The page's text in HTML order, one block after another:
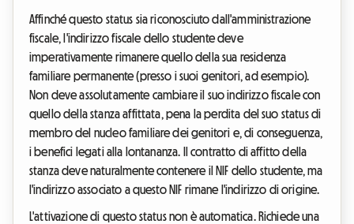
Affinché questo status sia riconosciuto dall'amministrazione
fiscale, l'indirizzo fiscale dello studente deve
imperativamente rimanere quello della sua residenza
familiare permanente (presso i suoi genitori, ad esempio).
Non deve assolutamente cambiare il suo indirizzo fiscale con
quello della stanza affittata, pena la perdita del suo status di
membro del nucleo familiare dei genitori e, di conseguenza,
i benefici legati alla lontananza. Il contratto di affitto della
stanza deve naturalmente contenere il NIF dello studente, ma
l'indirizzo associato a questo NIF rimane l'indirizzo di origine.
L'attivazione di questo status non è automatica. Richiede una